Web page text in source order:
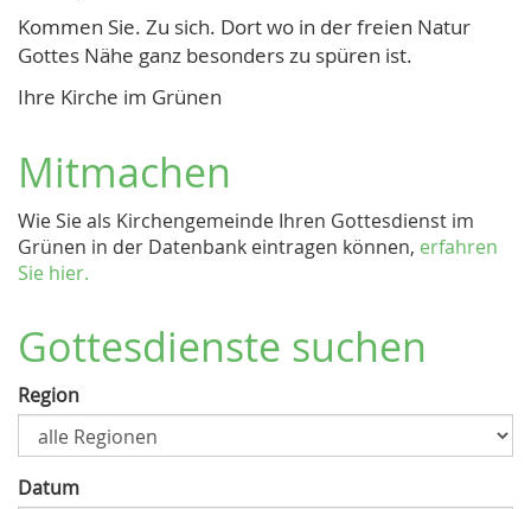
Kommen Sie. Zu sich. Dort wo in der freien Natur
Gottes Nähe ganz besonders zu spüren ist.
Ihre Kirche im Grünen
Mitmachen
Wie Sie als Kirchengemeinde Ihren Gottesdienst im
Grünen in der Datenbank eintragen können, erfahren
Sie hier.
Gottesdienste suchen
Region
Datum